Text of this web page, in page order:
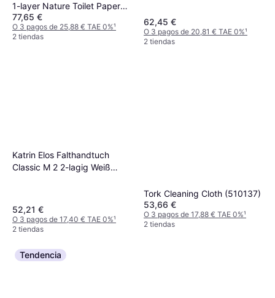
1-layer Nature Toilet Paper
12-pack
77,65 €
O 3 pagos de 25,88 € TAE 0%¹
2 tiendas
62,45 €
O 3 pagos de 20,81 € TAE 0%¹
2 tiendas
Katrin Elos Falthandtuch
Classic M 2 2-lagig Weiß
52,21 €
O 3 pagos de 17,40 € TAE 0%¹
2 tiendas
Tork Cleaning Cloth (510137)
53,66 €
O 3 pagos de 17,88 € TAE 0%¹
2 tiendas
Tendencia